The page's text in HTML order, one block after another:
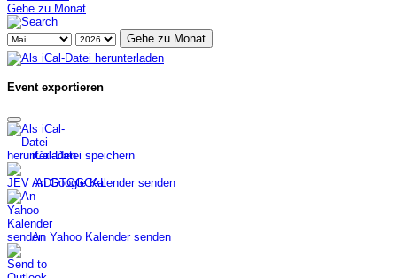
Gehe zu Monat
Gehe zu Monat
Event exportieren
iCal-Datei speichern
An Google Kalender senden
An Yahoo Kalender senden